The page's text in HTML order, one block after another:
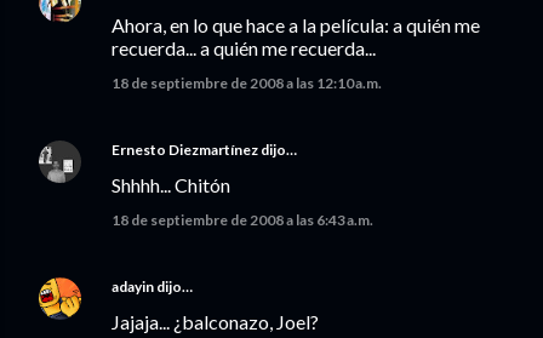
Ahora, en lo que hace a la película: a quién me
recuerda... a quién me recuerda...
18 de septiembre de 2008 a las 12:10 a.m.
Ernesto Diezmartínez dijo…
Shhhh... Chitón
18 de septiembre de 2008 a las 6:43 a.m.
adayin dijo…
Jajaja... ¿balconazo, Joel?